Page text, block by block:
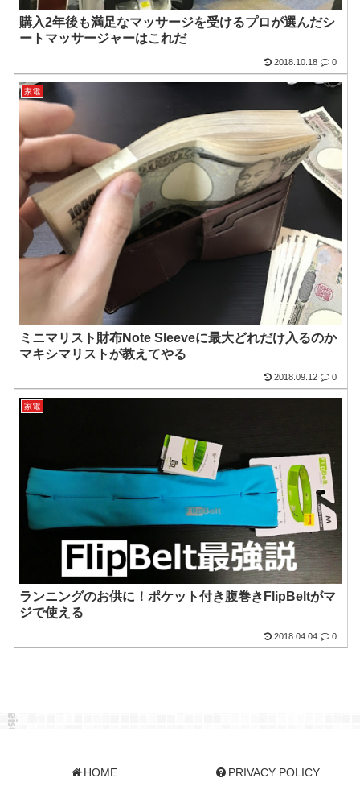
購入2年後も満足なマッサージを受けるプロが選んだシ
ートマッサージャーはこれだ
2018.10.18 0
家電
ミニマリスト財布Note Sleeveに最大どれだけ入るのか
マキシマリストが教えてやる
2018.09.12 0
家電
ランニングのお供に！ポケット付き腹巻きFlipBeltがマ
ジで使える
2018.04.04 0
HOME PRIVACY POLICY